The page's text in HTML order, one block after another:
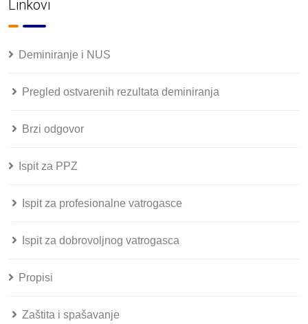
Linkovi
Deminiranje i NUS
Pregled ostvarenih rezultata deminiranja
Brzi odgovor
Ispit za PPZ
Ispit za profesionalne vatrogasce
Ispit za dobrovoljnog vatrogasca
Propisi
Zaštita i spašavanje